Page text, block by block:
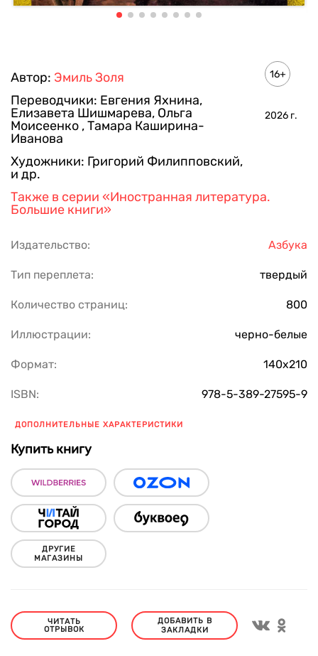
Автор: Эмиль Золя
Переводчики: Евгения Яхнина,
Елизавета Шишмарева, Ольга
Моисеенко ,Тамара Каширина-
Иванова
Художники: Григорий Филипповский,
и др.
16+
2026 г.
Также в серии «Иностранная литература.
Большие книги»
Издательство: Азбука
Тип переплета: твердый
Количество страниц: 800
Иллюстрации: черно-белые
Формат: 140х210
ISBN: 978-5-389-27595-9
ДОПОЛНИТЕЛЬНЫЕ ХАРАКТЕРИСТИКИ
Купить книгу
ДРУГИЕ
МАГАЗИНЫ
ЧИТАТЬ
ОТРЫВОК
ДОБАВИТЬ В
ЗАКЛАДКИ